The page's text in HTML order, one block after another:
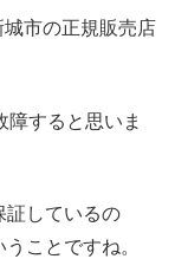
市の正規販売店
障すると思いま
証しているの
ことですね。